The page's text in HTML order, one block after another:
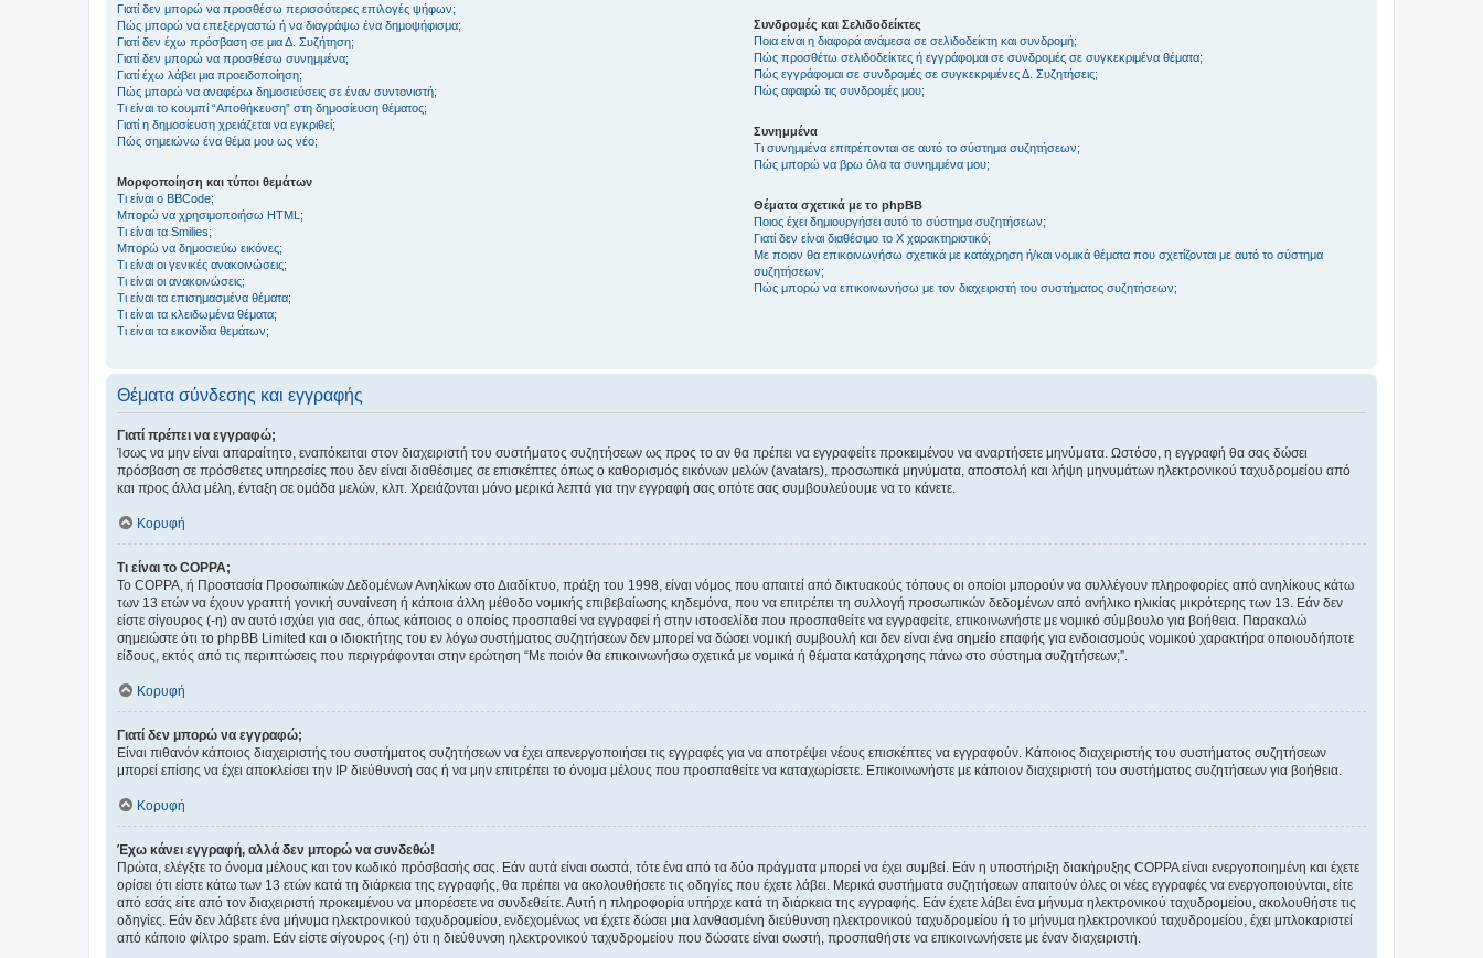
Γιατί δεν μπορώ να προσθέσω περισσότερες επιλογές ψήφων;
Πώς μπορώ να επεξεργαστώ ή να διαγράψω ένα δημοψήφισμα;
Γιατί δεν έχω πρόσβαση σε μια Δ. Συζήτηση;
Γιατί δεν μπορώ να προσθέσω συνημμένα;
Γιατί έχω λάβει μια προειδοποίηση;
Πώς μπορώ να αναφέρω δημοσιεύσεις σε έναν συντονιστή;
Τι είναι το κουμπί “Αποθήκευση” στη δημοσίευση θέματος;
Γιατί η δημοσίευση χρειάζεται να εγκριθεί;
Πώς σημειώνω ένα θέμα μου ως νέο;
Μορφοποίηση και τύποι θεμάτων
Τι είναι ο BBCode;
Μπορώ να χρησιμοποιήσω HTML;
Τι είναι τα Smilies;
Μπορώ να δημοσιεύω εικόνες;
Τι είναι οι γενικές ανακοινώσεις;
Τι είναι οι ανακοινώσεις;
Τι είναι τα επισημασμένα θέματα;
Τι είναι τα κλειδωμένα θέματα;
Τι είναι τα εικονίδια θεμάτων;
Συνδρομές και Σελιδοδείκτες
Ποια είναι η διαφορά ανάμεσα σε σελιδοδείκτη και συνδρομή;
Πώς προσθέτω σελιδοδείκτες ή εγγράφομαι σε συνδρομές σε συγκεκριμένα θέματα;
Πώς εγγράφομαι σε συνδρομές σε συγκεκριμένες Δ. Συζητήσεις;
Πώς αφαιρώ τις συνδρομές μου;
Συνημμένα
Τι συνημμένα επιτρέπονται σε αυτό το σύστημα συζητήσεων;
Πώς μπορώ να βρω όλα τα συνημμένα μου;
Θέματα σχετικά με το phpBB
Ποιος έχει δημιουργήσει αυτό το σύστημα συζητήσεων;
Γιατί δεν είναι διαθέσιμο το Χ χαρακτηριστικό;
Με ποιον θα επικοινωνήσω σχετικά με κατάχρηση ή/και νομικά θέματα που σχετίζονται με αυτό το σύστημα
συζητήσεων;
Πώς μπορώ να επικοινωνήσω με τον διαχειριστή του συστήματος συζητήσεων;
Θέματα σύνδεσης και εγγραφής
Γιατί πρέπει να εγγραφώ;
Ίσως να μην είναι απαραίτητο, εναπόκειται στον διαχειριστή του συστήματος συζητήσεων ως προς το αν θα πρέπει να εγγραφείτε προκειμένου να αναρτήσετε μηνύματα. Ωστόσο, η εγγραφή θα σας δώσει
πρόσβαση σε πρόσθετες υπηρεσίες που δεν είναι διαθέσιμες σε επισκέπτες όπως ο καθορισμός εικόνων μελών (avatars), προσωπικά μηνύματα, αποστολή και λήψη μηνυμάτων ηλεκτρονικού ταχυδρομείου από
και προς άλλα μέλη, ένταξη σε ομάδα μελών, κλπ. Χρειάζονται μόνο μερικά λεπτά για την εγγραφή σας οπότε σας συμβουλεύουμε να το κάνετε.
Κορυφή
Τι είναι το COPPA;
Το COPPA, ή Προστασία Προσωπικών Δεδομένων Ανηλίκων στο Διαδίκτυο, πράξη του 1998, είναι νόμος που απαιτεί από δικτυακούς τόπους οι οποίοι μπορούν να συλλέγουν πληροφορίες από ανηλίκους κάτω
των 13 ετών να έχουν γραπτή γονική συναίνεση ή κάποια άλλη μέθοδο νομικής επιβεβαίωσης κηδεμόνα, που να επιτρέπει τη συλλογή προσωπικών δεδομένων από ανήλικο ηλικίας μικρότερης των 13. Εάν δεν
είστε σίγουρος (-η) αν αυτό ισχύει για σας, όπως κάποιος ο οποίος προσπαθεί να εγγραφεί ή στην ιστοσελίδα που προσπαθείτε να εγγραφείτε, επικοινωνήστε με νομικό σύμβουλο για βοήθεια. Παρακαλώ
σημειώστε ότι το phpBB Limited και ο ιδιοκτήτης του εν λόγω συστήματος συζητήσεων δεν μπορεί να δώσει νομική συμβουλή και δεν είναι ένα σημείο επαφής για ενδοιασμούς νομικού χαρακτήρα οποιουδήποτε
είδους, εκτός από τις περιπτώσεις που περιγράφονται στην ερώτηση “Με ποιόν θα επικοινωνήσω σχετικά με νομικά ή θέματα κατάχρησης πάνω στο σύστημα συζητήσεων;”.
Κορυφή
Γιατί δεν μπορώ να εγγραφώ;
Είναι πιθανόν κάποιος διαχειριστής του συστήματος συζητήσεων να έχει απενεργοποιήσει τις εγγραφές για να αποτρέψει νέους επισκέπτες να εγγραφούν. Κάποιος διαχειριστής του συστήματος συζητήσεων
μπορεί επίσης να έχει αποκλείσει την IP διεύθυνσή σας ή να μην επιτρέπει το όνομα μέλους που προσπαθείτε να καταχωρίσετε. Επικοινωνήστε με κάποιον διαχειριστή του συστήματος συζητήσεων για βοήθεια.
Κορυφή
Έχω κάνει εγγραφή, αλλά δεν μπορώ να συνδεθώ!
Πρώτα, ελέγξτε το όνομα μέλους και τον κωδικό πρόσβασής σας. Εάν αυτά είναι σωστά, τότε ένα από τα δύο πράγματα μπορεί να έχει συμβεί. Εάν η υποστήριξη διακήρυξης COPPA είναι ενεργοποιημένη και έχετε
ορίσει ότι είστε κάτω των 13 ετών κατά τη διάρκεια της εγγραφής, θα πρέπει να ακολουθήσετε τις οδηγίες που έχετε λάβει. Μερικά συστήματα συζητήσεων απαιτούν όλες οι νέες εγγραφές να ενεργοποιούνται, είτε
από εσάς είτε από τον διαχειριστή προκειμένου να μπορέσετε να συνδεθείτε. Αυτή η πληροφορία υπήρχε κατά τη διάρκεια της εγγραφής. Εάν έχετε λάβει ένα μήνυμα ηλεκτρονικού ταχυδρομείου, ακολουθήστε τις
οδηγίες. Εάν δεν λάβετε ένα μήνυμα ηλεκτρονικού ταχυδρομείου, ενδεχομένως να έχετε δώσει μια λανθασμένη διεύθυνση ηλεκτρονικού ταχυδρομείου ή το μήνυμα ηλεκτρονικού ταχυδρομείου, έχει μπλοκαριστεί
από κάποιο φίλτρο spam. Εάν είστε σίγουρος (-η) ότι η διεύθυνση ηλεκτρονικού ταχυδρομείου που δώσατε είναι σωστή, προσπαθήστε να επικοινωνήσετε με έναν διαχειριστή.